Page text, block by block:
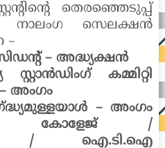
തെരഞ്ഞെടുപ്പ്
നാലംഗ സെലക്ഷൻ
–
– അദ്ധ്യക്ഷൻ
കമ്മിറ്റി
അംഗം
– അംഗം
കോളേജ് /
/ ഐ.ടി.ഐ